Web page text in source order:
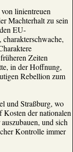
linientreuen
Machterhalt zu sein
EU-
charakterschwache,
Zeiten
in der Hoffnung,
Rebellion zum
und Straßburg, wo
Kosten der nationalen
und sich
Kontrolle immer